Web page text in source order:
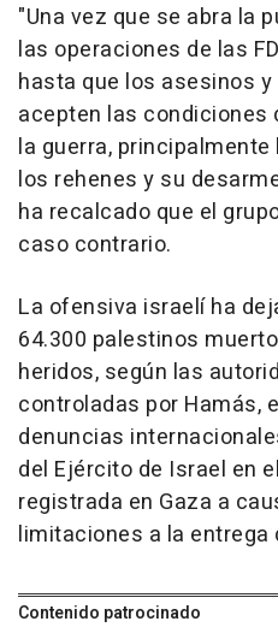
"Una vez que se abra la
las operaciones de las
hasta que los asesinos
acepten las condiciones
la guerra,
los rehenes y su
ha recalcado que el
caso contrario.
La ofensiva israelí ha
64.300 palestinos
heridos, según las
controladas por Hamás,
denuncias
del Ejército de Israel en
registrada en Gaza a
limitaciones a la entrega
Contenido patrocinado